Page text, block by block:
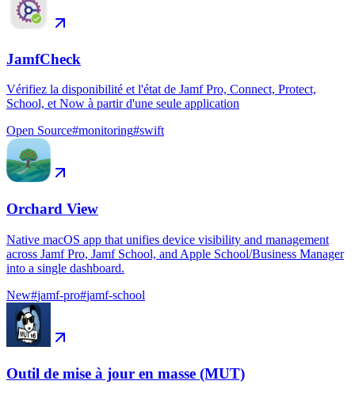
JamfCheck
Vérifiez la disponibilité et l'état de Jamf Pro, Connect, Protect,
School, et Now à partir d'une seule application
Open Source#monitoring#swift
Orchard View
Native macOS app that unifies device visibility and management
across Jamf Pro, Jamf School, and Apple School/Business Manager
into a single dashboard.
New#jamf-pro#jamf-school
Outil de mise à jour en masse (MUT)